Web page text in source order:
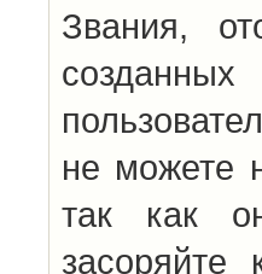
Звания,
не можете
так как